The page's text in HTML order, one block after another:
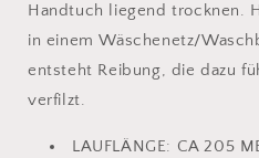
Handtuch liegend trocknen.
in einem Wäschenetz/
entsteht Reibung, die dazu
verfilzt.
LAUFLÄNGE: CA 205